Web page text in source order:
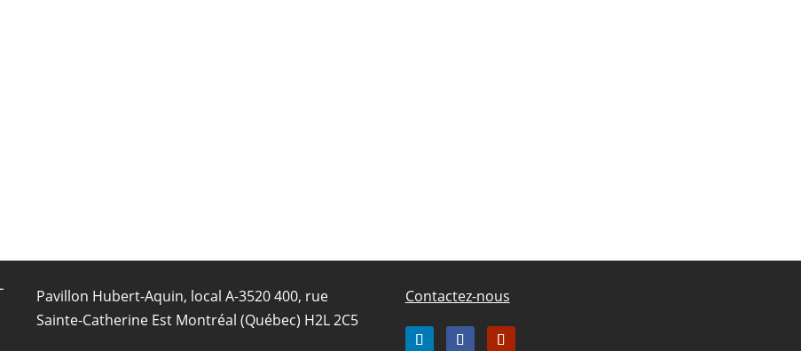
Pavillon Hubert-Aquin, local A-3520 400, rue
Sainte-Catherine Est Montréal (Québec) H2L 2C5
Contactez-nous